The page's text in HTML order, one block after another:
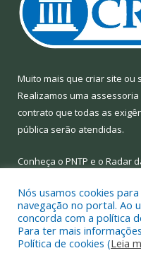
Muito mais que criar site ou
Realizamos uma assessoria
contrato que todas as
pública serão atendidas.
Conheça o PNTP e o Radar
Todos os direitos
Nós usamos cookies
navegação no portal. Ao
concorda com a política
Para ter mais
Política de cookies (Leia